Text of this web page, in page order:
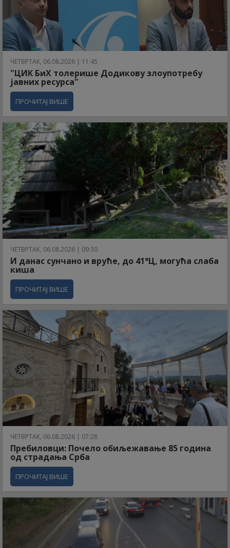
ЧЕТВРТАК, 06.08.2026 | 11:45
"ЦИК БиХ толерише Додикову злоупотребу
јавних ресурса"
ПРОЧИТАЈ ВИШЕ
ЧЕТВРТАК, 06.08.2026 | 09:30
И данас сунчано и вруће, до 41°Ц, могућа слаба
киша
ПРОЧИТАЈ ВИШЕ
ЧЕТВРТАК, 06.08.2026 | 07:28
Пребиловци: Почело обиљежавање 85 година
од страдања Срба
ПРОЧИТАЈ ВИШЕ